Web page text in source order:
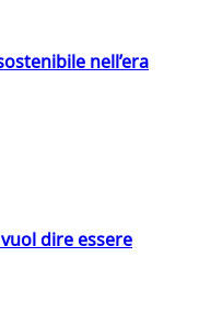
nell’era
dire essere